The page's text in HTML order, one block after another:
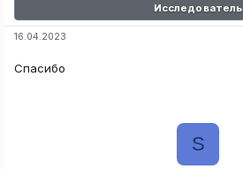
Исследователь
16.04.2023
Спасибо
S